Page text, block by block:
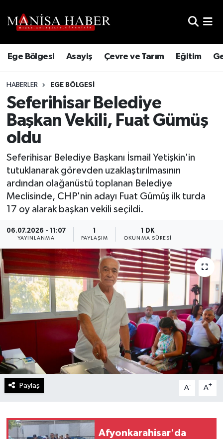
Ege Bölgesi Asayiş Çevre ve Tarım Eğitim
HABERLER EGE BÖLGESI
Seferihisar Belediye
Başkan Vekili, Fuat Gümüş
oldu
Seferihisar Belediye Başkanı İsmail Yetişkin'in
tutuklanarak görevden uzaklaştırılmasının
ardından olağanüstü toplanan Belediye
Meclisinde, CHP'nin adayı Fuat Gümüş ilk turda
17 oy alarak başkan vekili seçildi.
06.07.2026 - 11:07
YAYINLANMA
1
PAYLAŞIM
1 DK
OKUNMA SÜRESI
Paylaş A- A+
Afyonkarahisar'da
Trafik Durumu
Süper Lig Puan Durumu ve Fikstür
Tüm Manşetler
Son Dakika Haberleri